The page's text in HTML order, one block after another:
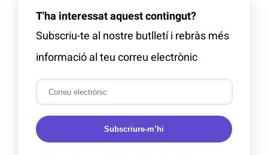
T'ha interessat aquest contingut?
Subscriu-te al nostre butlletí i rebràs més
informació al teu correu electrònic
Subscriure-m’hi